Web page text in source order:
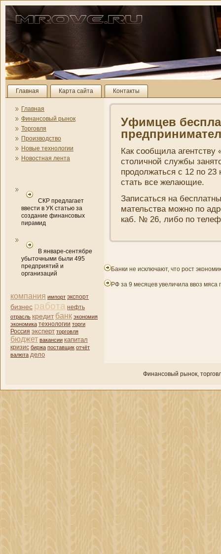
Главная Карта сайта Контакты
Главная
Финансовый рынок
Торговля
Производство
Новые технологии
Новостная лента
СКР предлагает
ввести в УК статью за
создание финансовых
пирамид
В январе-сентябре
убыточными были 495
предприятий и
организаций
компани­я импорт экспорт
бизнес работа нефть
отрасль кредит банк экономия
экономика технологии торги
Россия эксперт торговля
бюджет вакансии капитал
кризис биржа поставщик отчёт
валюта дело
Уфимцев
Как сообщила
столичной службы
продолжаться с 12 по
стать все желающие.
Записаться на
мательства можно по
каб. № 26, либо по
Банки не исключают, что рост
РФ за 9 месяцев увеличила ввоз
Финансовый рынок,